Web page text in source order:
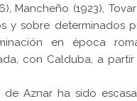
Mancheño (1923),
y sobre determinados
en época
con Calduba, a
Aznar ha sido